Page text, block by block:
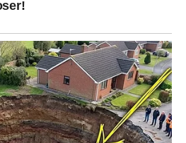
duhovnom nivou. U životu –
da budete.
sebi – i sve dolazi na svoje